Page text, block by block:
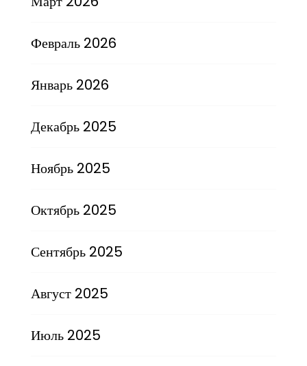
Февраль 2026
Январь 2026
Декабрь 2025
Ноябрь 2025
Октябрь 2025
Сентябрь 2025
Август 2025
Июль 2025